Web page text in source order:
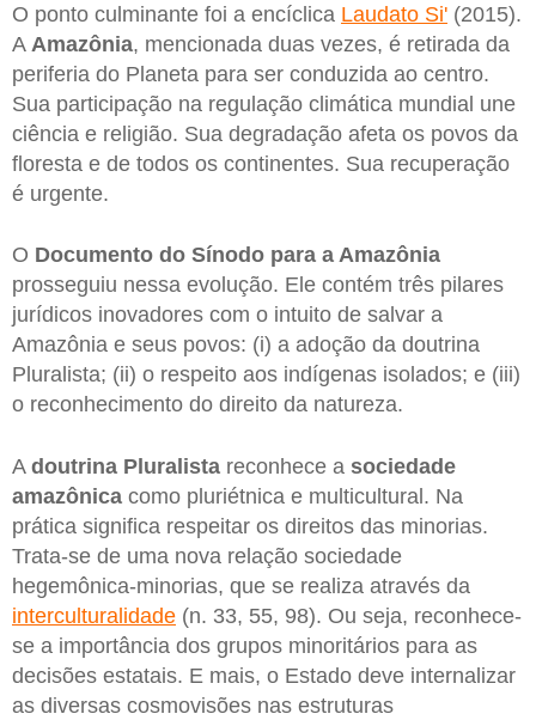
O ponto culminante foi a encíclica Laudato Si' (2015).
A Amazônia, mencionada duas vezes, é retirada da
periferia do Planeta para ser conduzida ao centro.
Sua participação na regulação climática mundial une
ciência e religião. Sua degradação afeta os povos da
floresta e de todos os continentes. Sua recuperação
é urgente.
O Documento do Sínodo para a Amazônia
prosseguiu nessa evolução. Ele contém três pilares
jurídicos inovadores com o intuito de salvar a
Amazônia e seus povos: (i) a adoção da doutrina
Pluralista; (ii) o respeito aos indígenas isolados; e (iii)
o reconhecimento do direito da natureza.
A doutrina Pluralista reconhece a sociedade
amazônica como pluriétnica e multicultural. Na
prática significa respeitar os direitos das minorias.
Trata-se de uma nova relação sociedade
hegemônica-minorias, que se realiza através da
interculturalidade (n. 33, 55, 98). Ou seja, reconhece-
se a importância dos grupos minoritários para as
decisões estatais. E mais, o Estado deve internalizar
as diversas cosmovisões nas estruturas